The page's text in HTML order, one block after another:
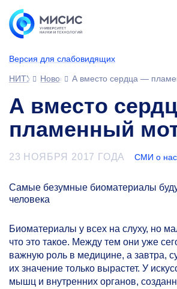
Версия для слабовидящих
НИТУ МИСИС
НовостиА вместо сердца —
А вместо
пламенный
23 НОЯБРЯ 2017 ГОДА СМИ о нас
Самые безумные биоматериалы
человека
Биоматериалы у всех на слуху, но
что это такое. Между тем они уже
важную роль в медицине, а завтра,
их значение только вырастет. У
мышц и внутренних органов,